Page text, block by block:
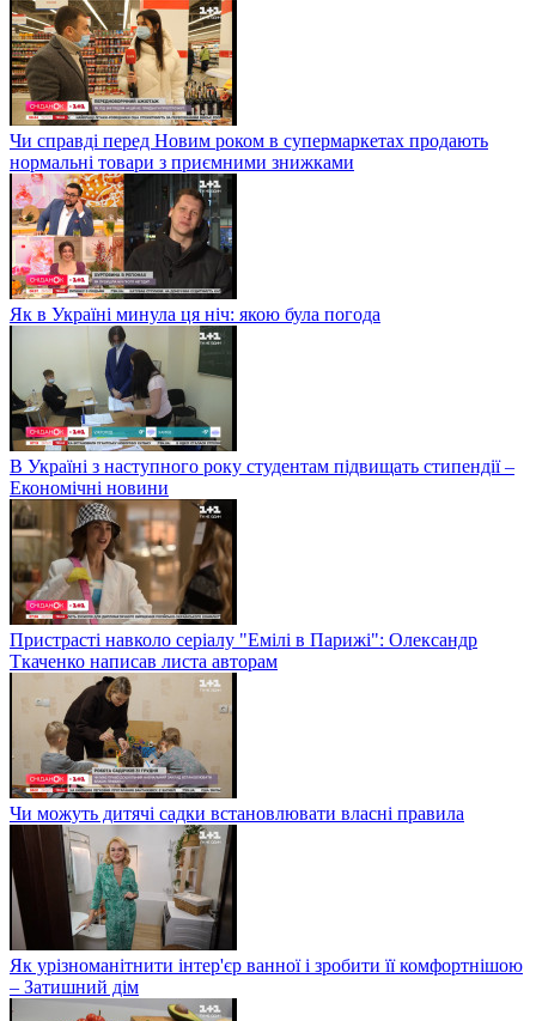
Чи справді перед Новим роком в супермаркетах продають
нормальні товари з приємними знижками
Як в Україні минула ця ніч: якою була погода
В Україні з наступного року студентам підвищать стипендії –
Економічні новини
Пристрасті навколо серіалу "Емілі в Парижі": Олександр
Ткаченко написав листа авторам
Чи можуть дитячі садки встановлювати власні правила
Як урізноманітнити інтер'єр ванної і зробити її комфортнішою
– Затишний дім